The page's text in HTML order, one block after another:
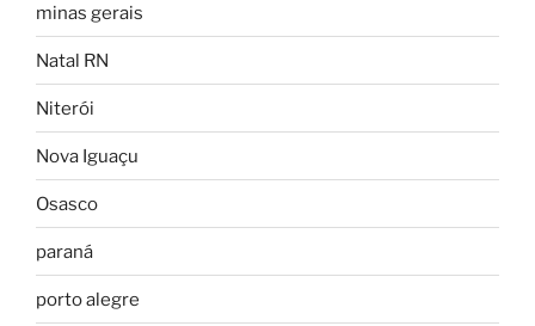
minas gerais
Natal RN
Niterói
Nova Iguaçu
Osasco
paraná
porto alegre